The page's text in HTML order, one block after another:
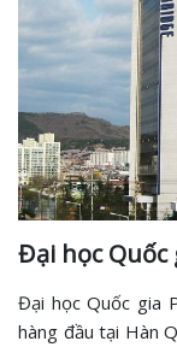
Đại học Quốc
Đại học Quốc gia
hàng đầu tại Hàn